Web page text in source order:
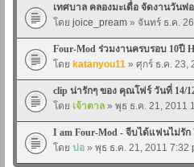
เทศบาล คลองมะเดื่อ จัดงานวัน
โดย joice_pream » จันทร์ ธ.ค.
Four-Mod ร่วมงานครบรอบ 10ปี
โดย katanyou11 » ศุกร์ ธ.ค. 23,
clip น่ารักๆ ของ คุณโฟร์ วันที่ 14/
โดย เจ้าตาล » พุธ ธ.ค. 21, 2011
I am Four-Mod - จีบได้แฟนไม่รัก
โดย ปอ » พุธ ธ.ค. 21, 2011 7:32